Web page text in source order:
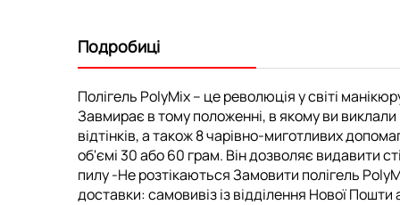
Подробиці
Полігель PolyMix – це революція у світі
Завмирає в тому положенні, в якому ви виклали
відтінків, а також 8 чарівно-миготливих
об'ємі 30 або 60 грам. Він дозволяє видавити
пилу -Не розтікаються Замовити полігель
доставки: самовивіз із відділення Нової